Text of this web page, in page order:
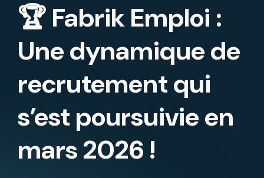
🏆 Fabrik Emploi :
Une dynamique de
recrutement qui
s’est poursuivie en
mars 2026 !